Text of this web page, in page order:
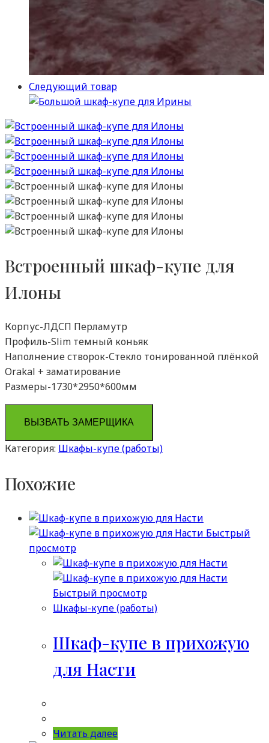
Следующий товар
Встроенный шкаф-купе для
Илоны
Корпус-ЛДСП Перламутр
Профиль-Slim темный коньяк
Наполнение створок-Стекло тонированной плёнкой
Orakal + заматирование
Размеры-1730*2950*600мм
ВЫЗВАТЬ ЗАМЕРЩИКА
Категория: Шкафы-купе (работы)
Похожие
Быстрый
просмотр
Быстрый просмотр
Шкафы-купе (работы)
Шкаф-купе в прихожую
для Насти
Читать далее